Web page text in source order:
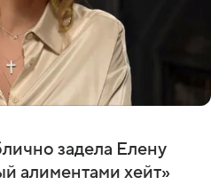
задела Елену
алиментами хейт»